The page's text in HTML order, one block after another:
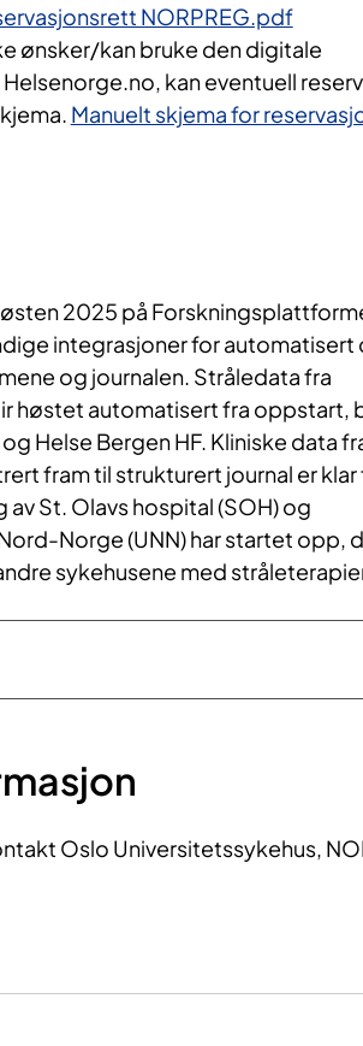
NORPREG.pdf
ønsker/kan bruke den digitale
kan eventuell
Manuelt skjema for
2025 på
integrasjoner for automatisert
og journalen. Stråledata fra
høstet automatisert fra oppstart,
Helse Bergen HF. Kliniske data
fram til strukturert journal er klar
St. Olavs hospital (SOH) og
Norge (UNN) har startet opp,
sykehusene med
Oslo Universitetssykehus,